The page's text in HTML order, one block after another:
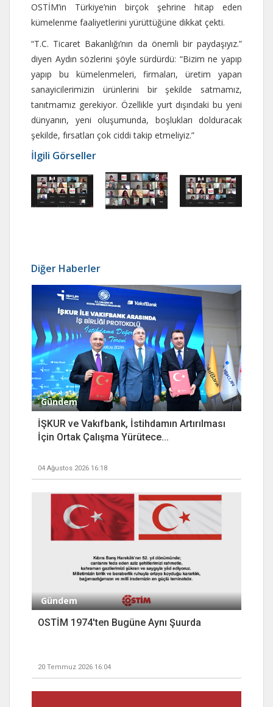
OSTİM’in Türkiye’nin birçok şehrine hitap eden
kümelenme faaliyetlerini yürüttüğüne dikkat çekti.
“T.C. Ticaret Bakanlığı’nın da önemli bir paydaşıyız.”
diyen Aydın sözlerini şöyle sürdürdü: “Bizim ne yapıp
yapıp bu kümelenmeleri, firmaları, üretim yapan
sanayicilerimizin ürünlerini bir şekilde satmamız,
tanıtmamız gerekiyor. Özellikle yurt dışındaki bu yeni
dünyanın, yeni oluşumunda, boşlukları dolduracak
şekilde, fırsatları çok ciddi takip etmeliyiz.”
İlgili Görseller
Diğer Haberler
Gündem
İŞKUR ve Vakıfbank, İstihdamın Artırılması
İçin Ortak Çalışma Yürütece...
04 Ağustos 2026 16:18
Gündem
OSTİM 1974'ten Bugüne Aynı Şuurda
20 Temmuz 2026 16:04